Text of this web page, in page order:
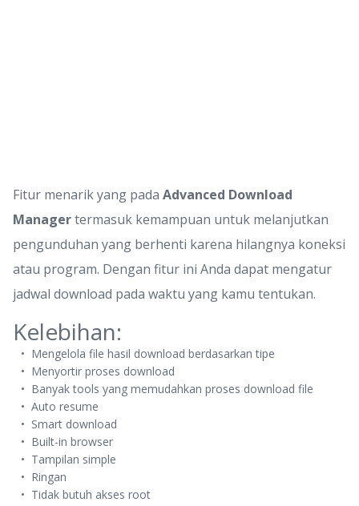
Fitur menarik yang pada Advanced Download
Managertermasuk kemampuan untuk melanjutkan
pengunduhan yang berhenti karena hilangnya koneksi
atau program. Dengan fitur ini Anda dapat mengatur
jadwal download pada waktu yang kamu tentukan.
Kelebihan:
Mengelola file hasil download berdasarkan tipe
Menyortir proses download
Banyak tools yang memudahkan proses download file
Auto resume
Smart download
Built-in browser
Tampilan simple
Ringan
Tidak butuh akses root